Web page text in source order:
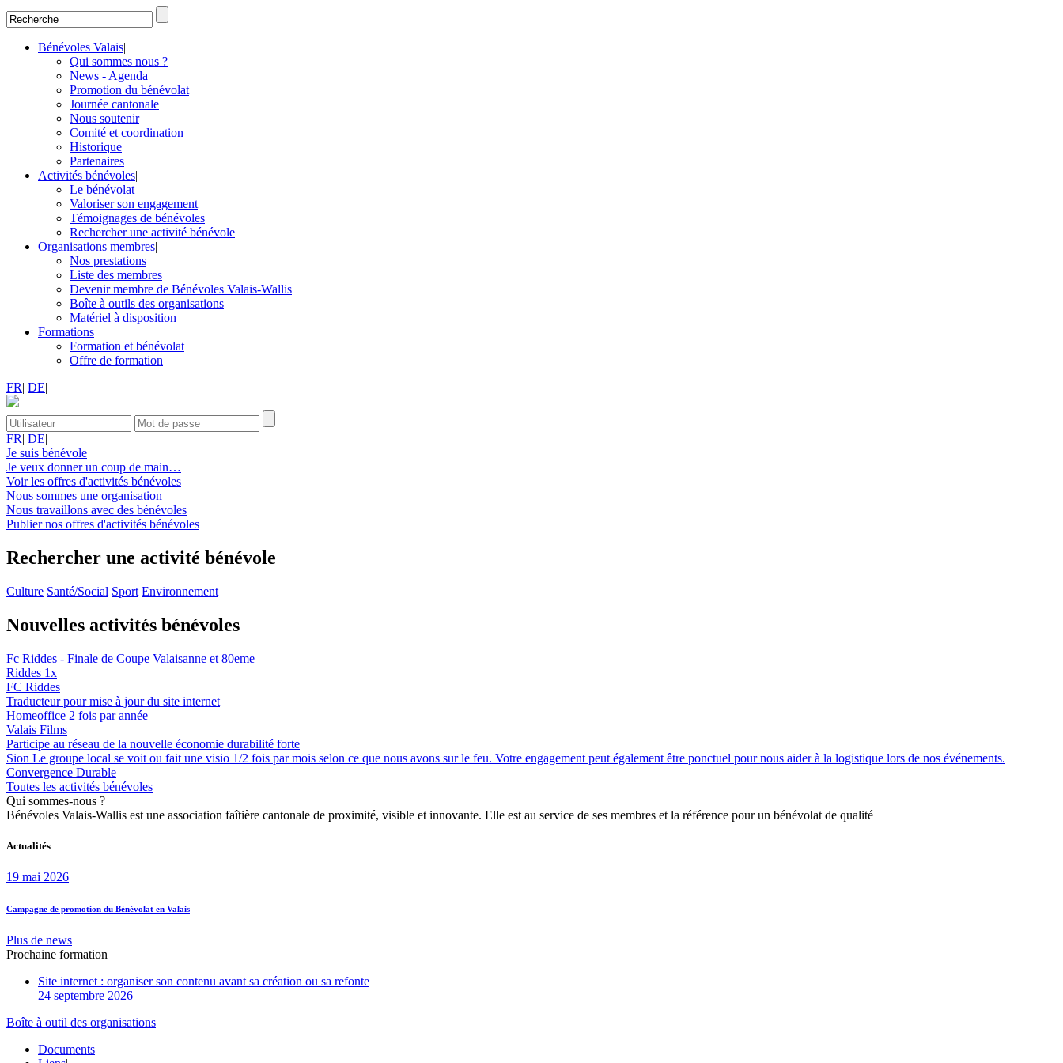
Bénévoles Valais|
Qui sommes nous ?
News - Agenda
Promotion du bénévolat
Journée cantonale
Nous soutenir
Comité et coordination
Historique
Partenaires
Activités bénévoles|
Le bénévolat
Valoriser son engagement
Témoignages de bénévoles
Rechercher une activité bénévole
Organisations membres|
Nos prestations
Liste des membres
Devenir membre de Bénévoles Valais-Wallis
Boîte à outils des organisations
Matériel à disposition
Formations
Formation et bénévolat
Offre de formation
FR| DE|
FR| DE|
Je suis bénévole
Je veux donner un coup de main…
Voir les offres d'activités bénévoles
Nous sommes une organisation
Nous travaillons avec des bénévoles
Publier nos offres d'activités bénévoles
Rechercher une activité bénévole
Culture Santé/Social Sport Environnement
Nouvelles activités bénévoles
Fc Riddes - Finale de Coupe Valaisanne et 80eme
Riddes 1x
FC Riddes
Traducteur pour mise à jour du site internet
Homeoffice 2 fois par année
Valais Films
Participe au réseau de la nouvelle économie durabilité forte
Sion Le groupe local se voit ou fait une visio 1/2 fois par mois selon ce que nous avons sur le feu. Votre engagement peut également être ponctuel pour nous aider à la logistique lors de nos événements.
Convergence Durable
Toutes les activités bénévoles
Qui sommes-nous ?
Bénévoles Valais-Wallis est une association faîtière cantonale de proximité, visible et innovante. Elle est au service de ses membres et la référence pour un bénévolat de qualité
Actualités
19 mai 2026
Campagne de promotion du Bénévolat en Valais
Plus de news
Prochaine formation
Site internet : organiser son contenu avant sa création ou sa refonte
24 septembre 2026
Boîte à outil des organisations
Documents|